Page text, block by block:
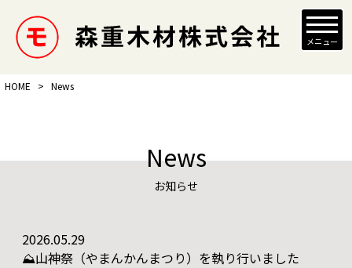
メニュー
HOME > News
News
お知らせ
2026.05.29
⛰️山神祭（やまんかんまつり）を執り行いました